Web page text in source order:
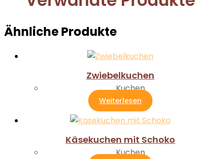
Ähnliche Produkte
Zwiebelkuchen
Kuchen
Weiterlesen
Käsekuchen mit Schoko
Kuchen